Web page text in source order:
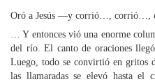
Oró a Jesús —y corrió…,
… Y entonces vió una enorme
del río. El canto de oraciones
Luego, todo se convirtió en
las llamaradas se elevó hasta